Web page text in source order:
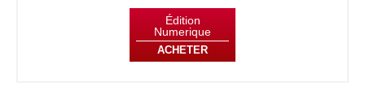
Édition
Numerique
ACHETER